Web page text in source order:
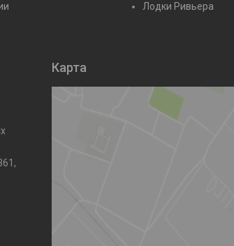
Лодки Ривьера
Карта